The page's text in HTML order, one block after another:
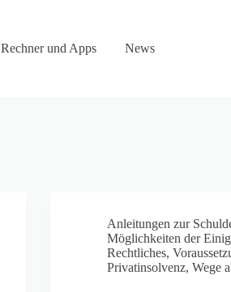
Rechner und Apps News
Anleitungen zur
Möglichkeiten der
Rechtliches,
Privatinsolvenz,Wege